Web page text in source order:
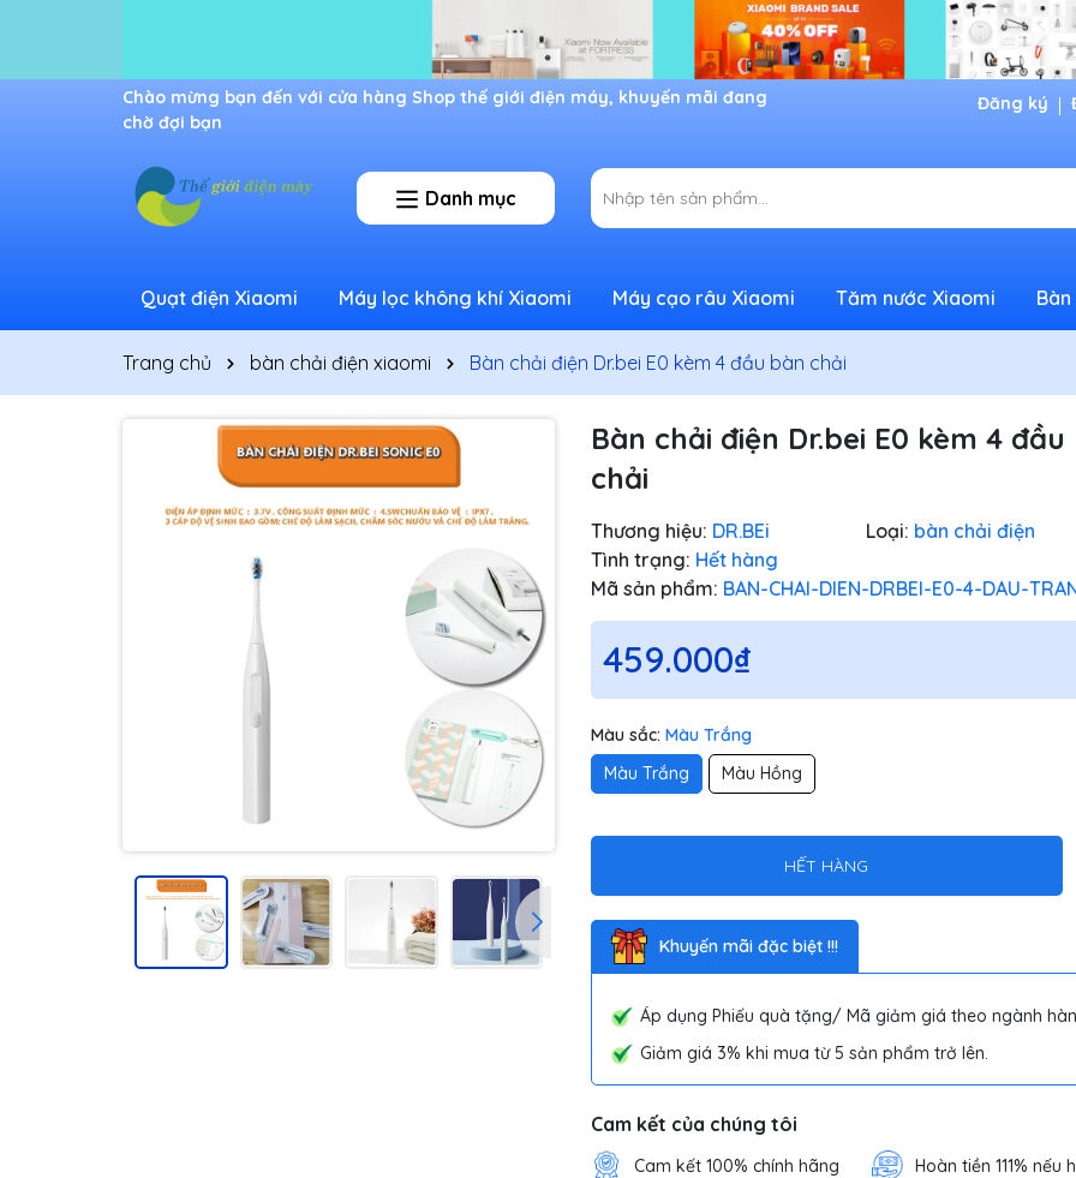
Ưu đãi lớn dành cho thành viên mới Đăng ký
Danh mục
Quạt điện Xiaomi Máy lọc không khí Xiaomi Máy cạo râu Xiaomi Tăm nước Xiaomi
Trang chủ bàn chải điện xiaomi Bàn chải điện Dr.bei E0 kèm 4 đầu bàn chải
Bàn chải điện Dr.bei E0 kèm 4 đầu
chải
Thương hiệu: DR.BEi Loại: bàn chải điện
Tình trạng: Hết hàng
Mã sản phẩm: BAN-CHAI-DIEN-DRBEI-E0-4-DAU-
459.000₫
Màu sắc: Màu Trắng
Màu Trắng
Màu Hồng
HẾT HÀNG
Khuyến mãi đặc biệt !!!
Áp dụng Phiếu quà tặng/ Mã giảm giá theo ngành
Giảm giá 3% khi mua từ 5 sản phẩm trở lên.
Cam kết của chúng tôi
Cam kết 100% chính hãng
Hoàn tiền 111% nếu